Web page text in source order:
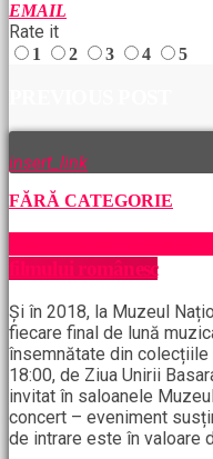
EMAIL
Rate it
1 2 3 4 5
insert_link
FĂRĂ CATEGORIE
filmului românesc
Și în 2018, la Muzeul
fiecare final de lună
însemnătate din colecțiile
18:00, de Ziua Unirii
invitat în saloanele
concert – eveniment
de intrare este în valoare